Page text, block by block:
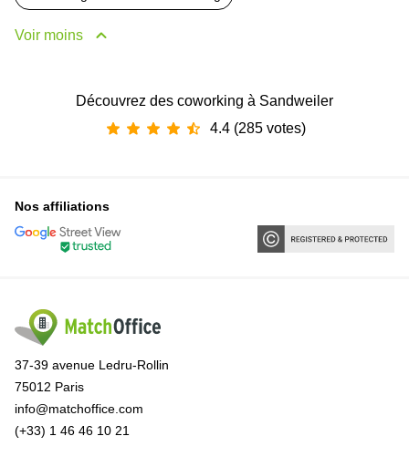
Voir moins
Découvrez des coworking à Sandweiler
4.4 (285 votes)
Nos affiliations
37-39 avenue Ledru-Rollin
75012 Paris
info@matchoffice.com
(+33) 1 46 46 10 21